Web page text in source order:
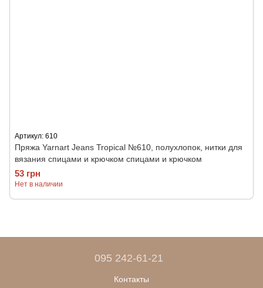
Артикул: 610
Пряжа Yarnart Jeans Tropical №610, полухлопок, нитки для
вязания спицами и крючком спицами и крючком
53 грн
Нет в наличии
095 242-61-21
Контакты